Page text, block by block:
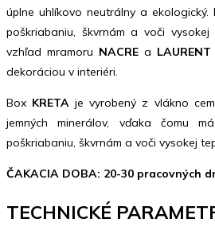
úplne uhlíkovo neutrálny a
poškriabaniu, škvrnám a voči
vzhľad mramoru NACRE a LAURENT
dekoráciou v interiéri.
Box KRETA je vyrobený z vlákno
jemných minerálov, vďaka čomu
poškriabaniu, škvrnám a voči vysokej
ČAKACIA DOBA: 20-30 pracovných
TECHNICKÉ